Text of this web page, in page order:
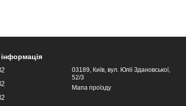
03189, Київ, вул. Юлії Здановської,
52/3
Мапа проїзду